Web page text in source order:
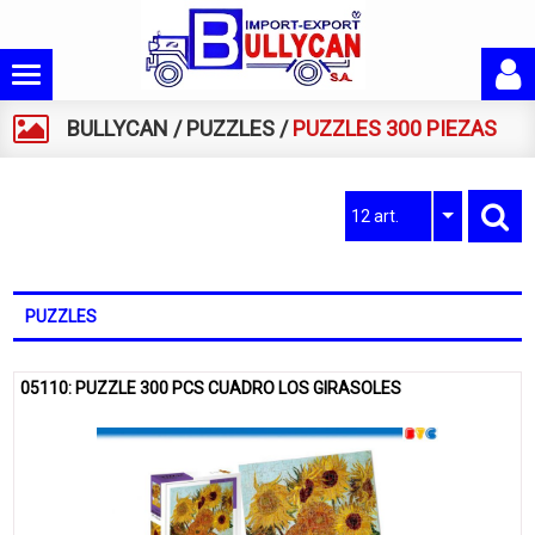
BULLYCAN /PUZZLES /PUZZLES 300 PIEZAS
12 art.
PUZZLES
05110: PUZZLE 300 PCS CUADRO LOS GIRASOLES